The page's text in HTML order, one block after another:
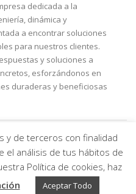
dedicada a la
dinámica y
a encontrar soluciones
para nuestros clientes.
y soluciones a
esforzándonos en
duraderas y beneficiosas
©2026.
y de terceros con finalidad
el análisis de tus hábitos de
Política de cookies, haz
Aceptar Todo